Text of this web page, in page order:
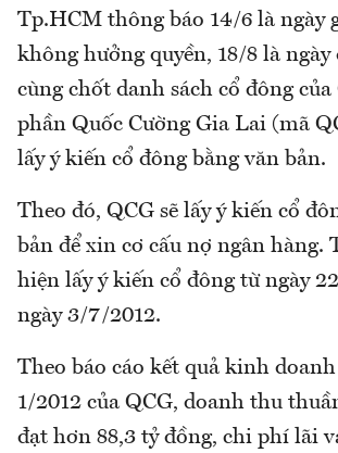
Tp.HCM thông báo 14/6 là ngày
không hưởng quyền, 18/8 là ngày
cùng chốt danh sách cổ đông của
phần Quốc Cường Gia Lai (mã
lấy ý kiến cổ đông bằng văn bản.
Theo đó, QCG sẽ lấy ý kiến cổ
bản để xin cơ cấu nợ ngân hàng.
hiện lấy ý kiến cổ đông từ ngày
ngày 3/7/2012.
Theo báo cáo kết quả kinh
1/2012 của QCG, doanh thu
đạt hơn 88,3 tỷ đồng, chi phí lãi